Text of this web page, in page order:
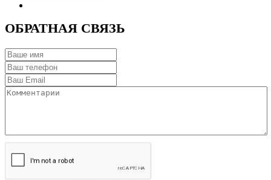
ОБРАТНАЯ СВЯЗЬ